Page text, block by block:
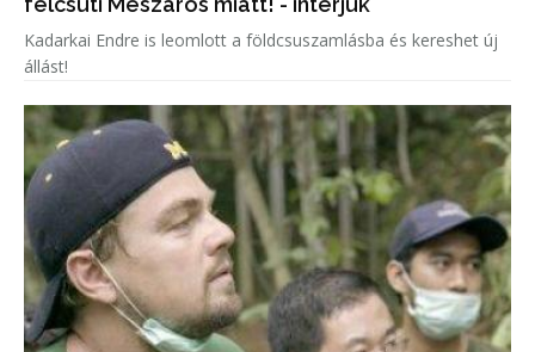
Kadarkai Endre is leomlott a földcsuszamlásba és kereshet új
állást!